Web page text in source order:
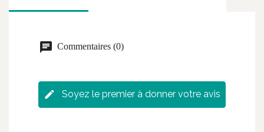
Commentaires (0)
Soyez le premier à donner votre avis